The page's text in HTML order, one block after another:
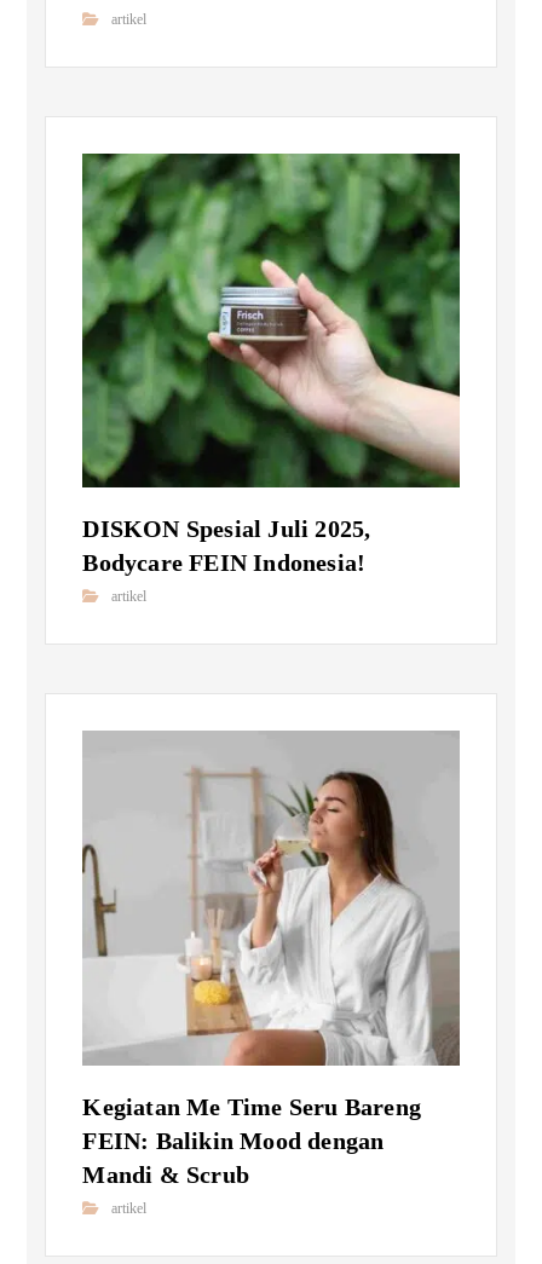
artikel
DISKON Spesial Juli 2025,
Bodycare FEIN Indonesia!
artikel
Kegiatan Me Time Seru Bareng
FEIN: Balikin Mood dengan
Mandi & Scrub
artikel